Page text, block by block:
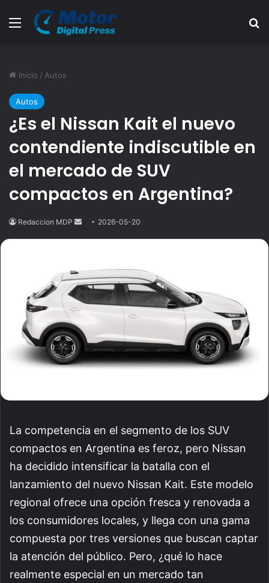
Menú
Inicio / Autos
Autos
¿Es el Nissan Kait el nuevo
contendiente indiscutible en
el mercado de SUV
compactos en Argentina?
Redaccion MDP
Send2026-05-20
La competencia en el segmento de los SUV
compactos en Argentina es feroz, pero Nissan
ha decidido intensificar la batalla con el
lanzamiento del nuevo Nissan Kait. Este modelo
regional ofrece una opción fresca y renovada a
los consumidores locales, y llega con una gama
compuesta por tres versiones que buscan captar
la atención del público. Pero, ¿qué lo hace
realmente especial en un mercado tan